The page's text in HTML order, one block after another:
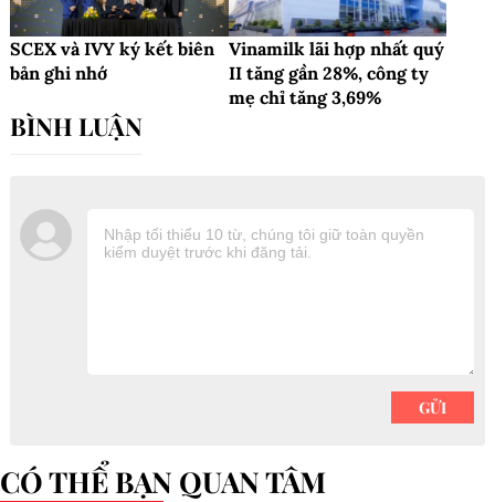
SCEX và IVY ký kết biên
bản ghi nhớ
Vinamilk lãi hợp nhất quý
II tăng gần 28%, công ty
mẹ chỉ tăng 3,69%
CÓ THỂ BẠN QUAN TÂM